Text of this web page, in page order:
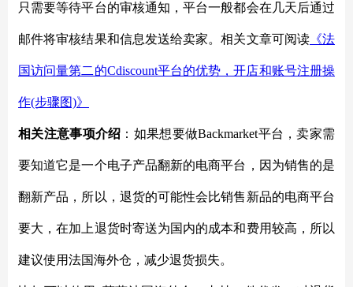
只需要等待平台的审核通知，平台一般都会在几天后通过
邮件将审核结果和信息发送给卖家。相关文章可阅读《法
国访问量第二的Cdiscount平台的优势，开店和账号注册操
作(步骤图)》
相关注意事项介绍 ：如果想要做Backmarket平台，卖家需
要知道它是一个电子产品翻新的电商平台，因为销售的是
翻新产品，所以，退货的可能性会比销售新品的电商平台
要大，在加上退货时寄送为国内的成本和费用较高，所以
建议使用法国海外仓，减少退货损失。